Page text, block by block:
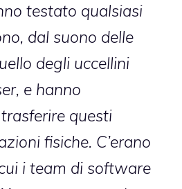
testato qualsiasi
dal suono delle
degli uccellini
e hanno
questi
fisiche. C’erano
i team di software